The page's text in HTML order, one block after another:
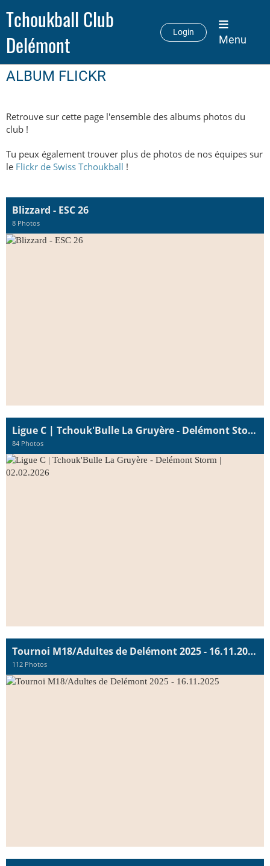
Tchoukball Club
Delémont
Login
Menu
ALBUM FLICKR
Retrouve sur cette page l'ensemble des albums photos du
club !
Tu peux également trouver plus de photos de nos équipes sur
le Flickr de Swiss Tchoukball !
Blizzard - ESC 26
8 Photos
Ligue C | Tchouk'Bulle La Gruyère - Delémont Storm | 02.02.2026
84 Photos
Tournoi M18/Adultes de Delémont 2025 - 16.11.2025
112 Photos